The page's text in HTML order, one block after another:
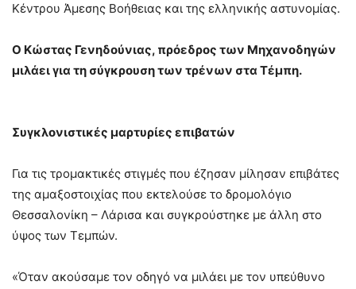
Κέντρου Άμεσης Βοήθειας και της ελληνικής αστυνομίας.
Ο Κώστας Γενηδούνιας, πρόεδρος των Μηχανοδηγών
μιλάει για τη σύγκρουση των τρένων στα Τέμπη.
Συγκλονιστικές μαρτυρίες επιβατών
Για τις τρομακτικές στιγμές που έζησαν μίλησαν επιβάτες
της αμαξοστοιχίας που εκτελούσε το δρομολόγιο
Θεσσαλονίκη – Λάρισα και συγκρούστηκε με άλλη στο
ύψος των Τεμπών.
«Όταν ακούσαμε τον οδηγό να μιλάει με τον υπεύθυνο